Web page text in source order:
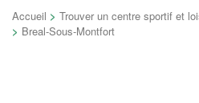
Accueil > Trouver un centre sportif et
> Breal-Sous-Montfort